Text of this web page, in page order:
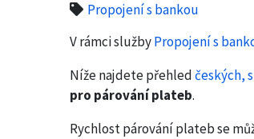
Propojení s bankou
V rámci službyPropojení s
Níže najdete přehledčeských,
pro párování plateb.
Rychlost párování plateb se